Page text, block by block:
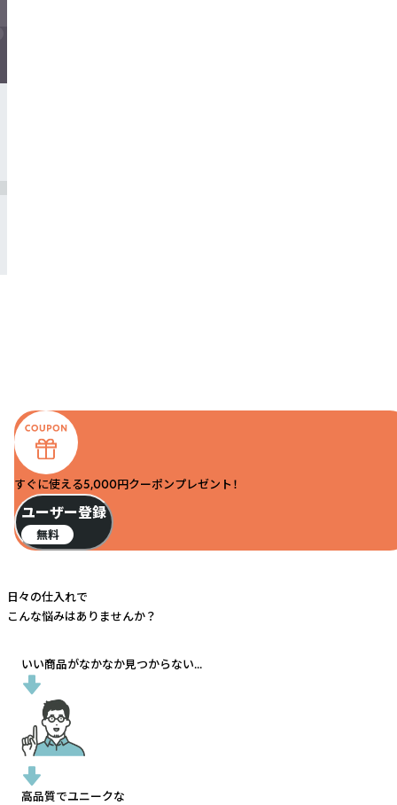
すぐに使える5,000円クーポンプレゼント！
ユーザー登録
無料
日々の仕入れで
こんな悩みはありませんか？
いい商品がなかなか見つからない...
高品質でユニークな